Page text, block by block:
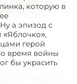
которую в
а эпизод с
герой
время войны
бы украсить